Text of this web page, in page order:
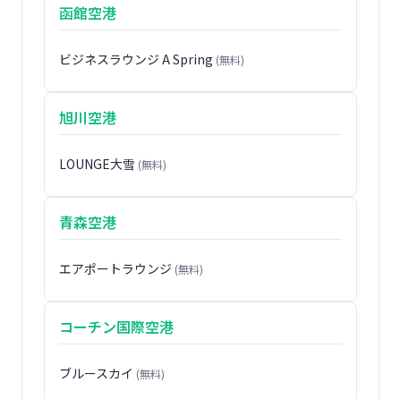
函館空港
ビジネスラウンジ A Spring (無料)
旭川空港
LOUNGE大雪 (無料)
青森空港
エアポートラウンジ (無料)
コーチン国際空港
ブルースカイ (無料)